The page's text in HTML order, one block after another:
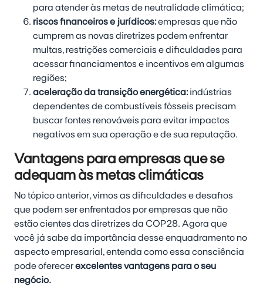
para atender às metas de neutralidade climática;
riscos financeiros e jurídicos:empresas que não
cumprem as novas diretrizes podem enfrentar
multas, restrições comerciais e dificuldades para
acessar financiamentos e incentivos em algumas
regiões;
aceleração da transição energética:indústrias
dependentes de combustíveis fósseis precisam
buscar fontes renováveis para evitar impactos
negativos em sua operação e de sua reputação.
Vantagens para empresas que se
adequam às metas climáticas
No tópico anterior, vimos as dificuldades e desafios
que podem ser enfrentados por empresas que não
estão cientes das diretrizes da COP28. Agora que
você já sabe da importância desse enquadramento no
aspecto empresarial, entenda como essa consciência
pode oferecerexcelentes vantagens para o seu
negócio.